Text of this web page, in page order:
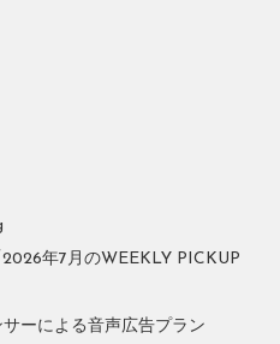
年7月のWEEKLY PICKUP
ーによる音声広告プラン